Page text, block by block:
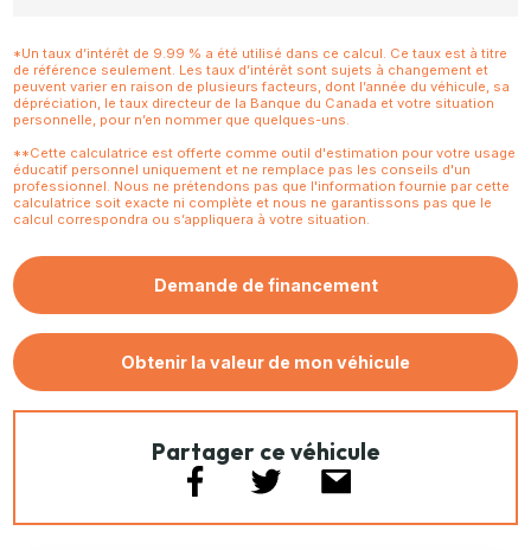
*Un taux d’intérêt de 9.99 % a été utilisé dans ce calcul. Ce taux est à titre
de référence seulement. Les taux d’intérêt sont sujets à changement et
peuvent varier en raison de plusieurs facteurs, dont l’année du véhicule, sa
dépréciation, le taux directeur de la Banque du Canada et votre situation
personnelle, pour n’en nommer que quelques-uns.
**Cette calculatrice est offerte comme outil d'estimation pour votre usage
éducatif personnel uniquement et ne remplace pas les conseils d'un
professionnel. Nous ne prétendons pas que l'information fournie par cette
calculatrice soit exacte ni complète et nous ne garantissons pas que le
calcul correspondra ou s’appliquera à votre situation.
Demande de financement
Obtenir la valeur de mon véhicule
Partager ce véhicule